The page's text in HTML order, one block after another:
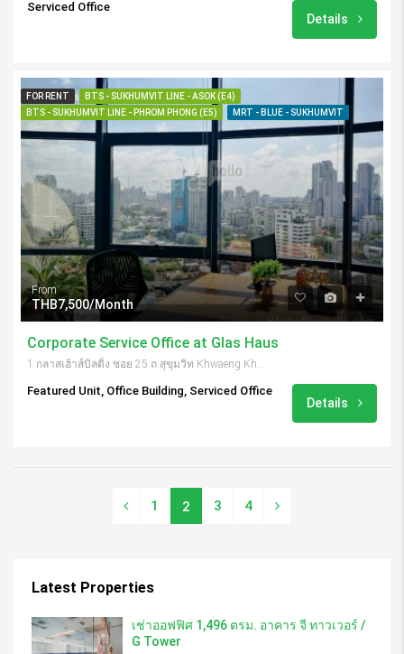
Serviced Office
Details
FOR RENT
BTS - SUKHUMVIT LINE - ASOK (E4)
BTS - SUKHUMVIT LINE - PHROM PHONG (E5)
MRT - BLUE - SUKHUMVIT
From
THB7,500/Month
Corporate Service Office at Glas Haus
Featured Unit, Office Building, Serviced Office
Details
1 2 3 4
Latest Properties
เช่าออฟฟิศ 1,496 ตรม. อาคาร จี ทาวเวอร์ /
G Tower